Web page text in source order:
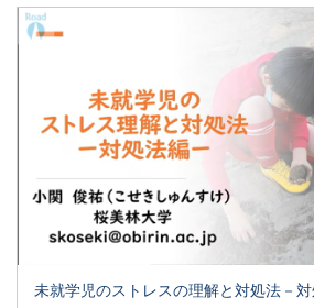
未就学児のストレスの理解と対処法－対